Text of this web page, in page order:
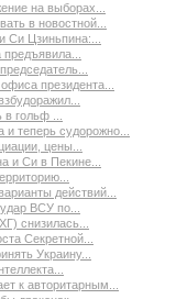
на выборах...
в новостной...
Си Цзиньпина:...
президента...
гольф ...
теперь судорожно...
цены...
и Си в Пекине...
действий...
ВСУ по...
снизилась...
Секретной...
Украину...
к авторитарным...